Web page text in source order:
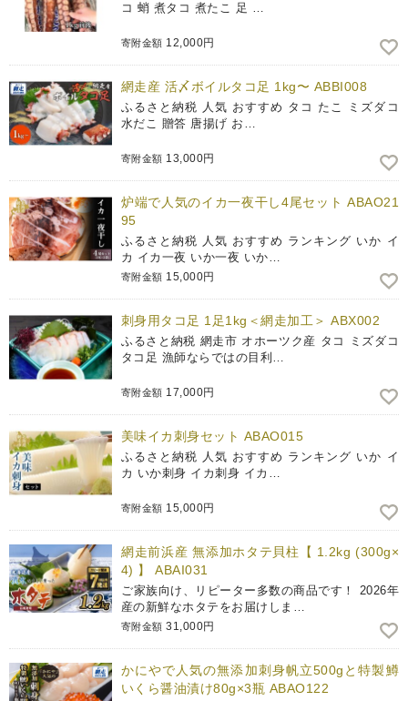
コ 蛸 煮タコ 煮たこ 足 …
寄附金額 12,000円
網走産 活〆ボイルタコ足 1kg〜 ABBI008
ふるさと納税 人気 おすすめ タコ たこ ミズダコ
水だこ 贈答 唐揚げ お…
寄附金額 13,000円
炉端で人気のイカ一夜干し4尾セット ABAO21
95
ふるさと納税 人気 おすすめ ランキング いか イ
カ イカ一夜 いか一夜 いか…
寄附金額 15,000円
刺身用タコ足 1足1kg＜網走加工＞ ABX002
ふるさと納税 網走市 オホーツク産 タコ ミズダコ
タコ足 漁師ならではの目利…
寄附金額 17,000円
美味イカ刺身セット ABAO015
ふるさと納税 人気 おすすめ ランキング いか イ
カ いか刺身 イカ刺身 イカ…
寄附金額 15,000円
網走前浜産 無添加ホタテ貝柱【 1.2kg (300g×
4) 】 ABAI031
ご家族向け、リピーター多数の商品です！ 2026年
産の新鮮なホタテをお届けしま…
寄附金額 31,000円
かにやで人気の無添加刺身帆立500gと特製鱒
いくら醤油漬け80g×3瓶 ABAO122